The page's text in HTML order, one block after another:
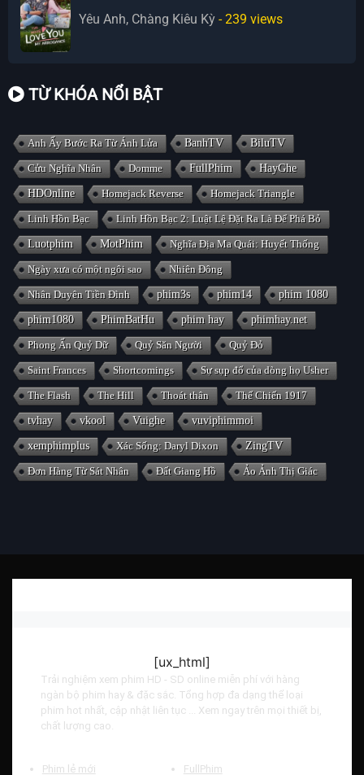
Yêu Anh, Chàng Kiêu Kỳ - 239 views
TỪ KHÓA NỔI BẬT
Anh Ấy Bước Ra Từ Ánh Lửa BanhTV BiluTV
Cửu Nghĩa Nhân Domme FullPhim HayGhe
HDOnline Homejack Reverse Homejack Triangle
Linh Hồn Bạc Linh Hồn Bạc 2: Luật Lệ Đặt Ra Là Để Phá Bỏ
Luotphim MotPhim Nghĩa Địa Ma Quái: Huyết Thống
Ngày xưa có một ngôi sao Nhiên Đông
Nhân Duyên Tiền Đình phim3s phim14 phim 1080
phim1080 PhimBatHu phim hay phimhay.net
Phong Ấn Quỷ Dữ Quỷ Săn Người Quỷ Đỏ
Saint Frances Shortcomings Sự sụp đổ của dòng họ Usher
The Flash The Hill Thoát thân Thế Chiến 1917
tvhay vkool Vuighe vuviphimmoi
xemphimplus Xác Sống: Daryl Dixon ZingTV
Đơn Hàng Từ Sát Nhân Đất Giang Hồ Ảo Ảnh Thị Giác